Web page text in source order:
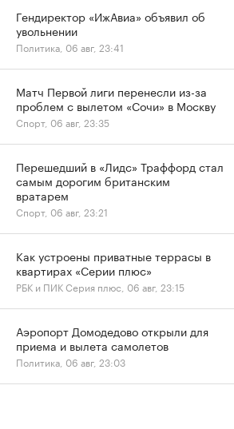
Гендиректор «ИжАвиа» объявил об
увольнении
Политика, 06 авг, 23:41
Матч Первой лиги перенесли из-за
проблем с вылетом «Сочи» в Москву
Спорт, 06 авг, 23:35
Перешедший в «Лидс» Траффорд стал
самым дорогим британским
вратарем
Спорт, 06 авг, 23:21
Как устроены приватные террасы в
квартирах «Серии плюс»
РБК и ПИК Серия плюс, 06 авг, 23:15
Аэропорт Домодедово открыли для
приема и вылета самолетов
Политика, 06 авг, 23:03